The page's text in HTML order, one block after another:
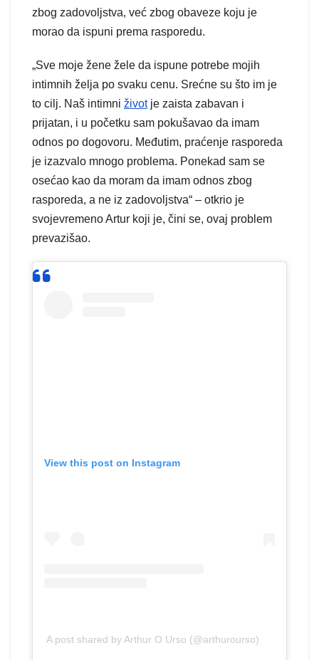
zbog zadovoljstva, već zbog obaveze koju je
morao da ispuni prema rasporedu.
„Sve moje žene žele da ispune potrebe mojih
intimnih želja po svaku cenu. Srećne su što im je
to cilj. Naš intimni životje zaista zabavan i
prijatan, i u početku sam pokušavao da imam
odnos po dogovoru. Međutim, praćenje rasporeda
je izazvalo mnogo problema. Ponekad sam se
osećao kao da moram da imam odnos zbog
rasporeda, a ne iz zadovoljstva“ – otkrio je
svojevremeno Artur koji je, čini se, ovaj problem
prevazišao.
View this post on Instagram
A post shared by Arthur O Urso (@arthurourso)